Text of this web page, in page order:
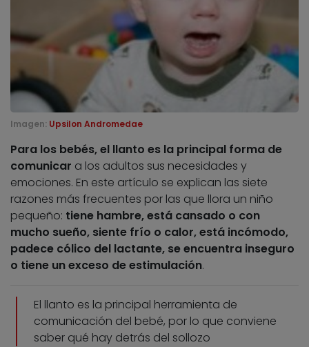
Imagen: Upsilon Andromedae
Para los bebés, el llanto es la principal forma de
comunicar a los adultos sus necesidades y
emociones. En este artículo se explican las siete
razones más frecuentes por las que llora un niño
pequeño: tiene hambre, está cansado o con
mucho sueño, siente frío o calor, está incómodo,
padece cólico del lactante, se encuentra inseguro
o tiene un exceso de estimulación.
El llanto es la principal herramienta de
comunicación del bebé, por lo que conviene
saber qué hay detrás del sollozo